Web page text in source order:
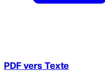
PDF vers Texte